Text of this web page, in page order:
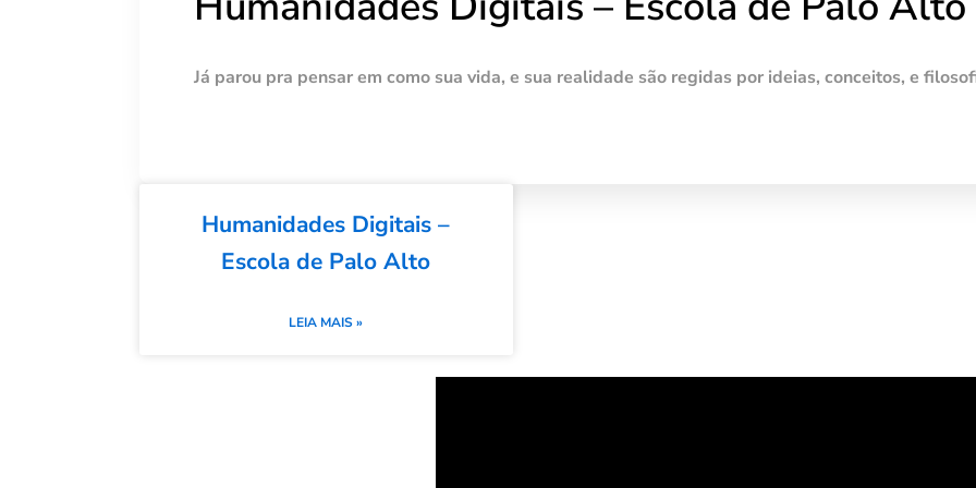
Já parou pra pensar em como sua vida, e sua realidade são regidas por ideias, conceitos, e
Humanidades Digitais –
Escola de Palo Alto
LEIA MAIS »